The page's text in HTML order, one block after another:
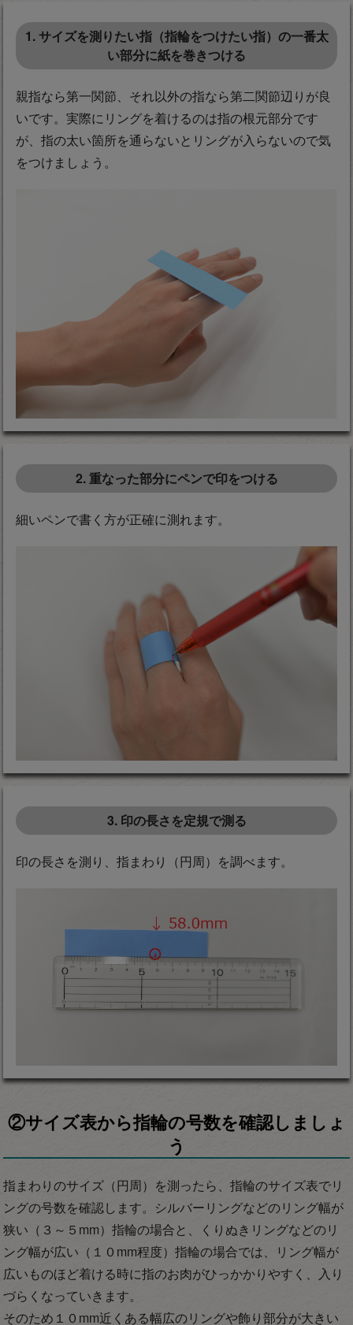
1. サイズを測りたい指（指輪をつけたい指）の一番太
い部分に紙を巻きつける
親指なら第一関節、それ以外の指なら第二関節辺りが良
いです。実際にリングを着けるのは指の根元部分です
が、指の太い箇所を通らないとリングが入らないので気
をつけましょう。
2. 重なった部分にペンで印をつける
細いペンで書く方が正確に測れます。
3. 印の長さを定規で測る
印の長さを測り、指まわり（円周）を調べます。
②サイズ表から指輪の号数を確認しましょ
う
指まわりのサイズ（円周）を測ったら、指輪のサイズ表でリ
ングの号数を確認します。シルバーリングなどのリング幅が
狭い（３～５mm）指輪の場合と、くりぬきリングなどのリ
ング幅が広い（１０mm程度）指輪の場合では、リング幅が
広いものほど着ける時に指のお肉がひっかかりやすく、入り
づらくなっていきます。
そのため１０mm近くある幅広のリングや飾り部分が大きい